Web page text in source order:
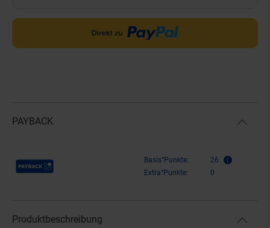
PAYBACK
Payback Punkte Basis°Punkte:
26
Extra°Punkte:
0
Produktbeschreibung